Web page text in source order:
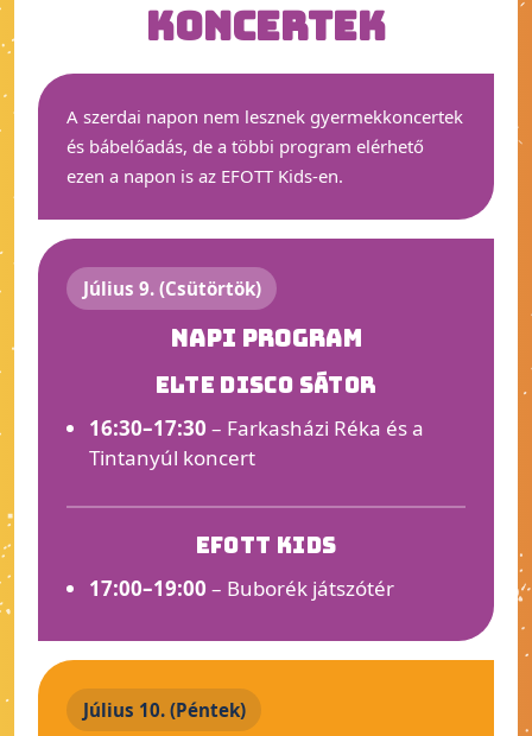
KONCERTEK
A szerdai napon nem lesznek gyermekkoncertek
és bábelőadás, de a többi program elérhető
ezen a napon is az EFOTT Kids-en.
Július 9. (Csütörtök)
Napi program
ELTE Disco sátor
16:30–17:30 – Farkasházi Réka és a
Tintanyúl koncert
EFOTT Kids
17:00–19:00 – Buborék játszótér
Július 10. (Péntek)